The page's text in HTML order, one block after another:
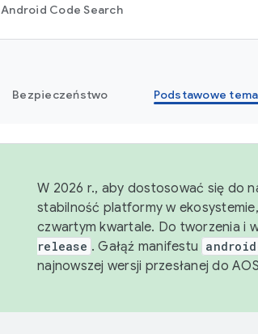
Android Code Search
Bezpieczeństwo Podstawowe
W 2026 r., aby dostosować się do
stabilność platformy w
czwartym kwartale. Do tworzenia i
release . Gałąź manifestu
najnowszej wersji przesłanej do